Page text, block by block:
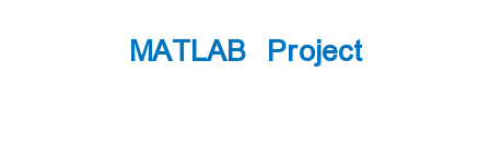
MATLAB Project